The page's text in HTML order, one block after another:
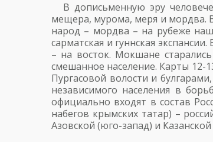
В дописьменную эру
мещера, мурома, меря и мордва.
народ – мордва – на рубеже
сарматская и гуннская
– на восток. Мокшане
смешанное население. Карты 12-
Пургасовой волости и
независимого населения в
официально входят в состав
набегов крымских татар) –
Азовской (юго-запад) и